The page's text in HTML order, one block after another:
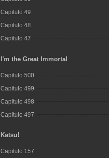
Capitulo 49
Capitulo 48
Capitulo 47
I'm the Great Immortal
Capitulo 500
Capitulo 499
Capitulo 498
Capitulo 497
Katsu!
Capitulo 157